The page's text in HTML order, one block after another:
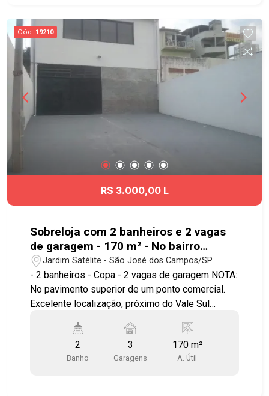
com Lojas de diversos segmentos, Bancos,
Restaurantes que atendem a diferentes gostos e
opções de entretenimento. Região Central pulsa
com o vai e vem das pessoas. Agende já sua
visita!! #imobiliaria #geraçãoimóveis
#comercialvenda #comerciallocação
#comercialvendaSJC #comerciallocação
Cód. 19210
R$ 3.000,00 L
Sobreloja com 2 banheiros e 2 vagas
de garagem - 170 m² - No bairro
Jardim Satélite - SJC
Jardim Satélite - São José dos Campos/SP
- 2 banheiros - Copa - 2 vagas de garagem NOTA:
No pavimento superior de um ponto comercial.
Excelente localização, próximo do Vale Sul
e Tamoios e ao sistema viário da cidade. Agende
já sua visita!! #imobiliaria #geraçãoimóveis
#comercialocação #comerciallocação
2
Banho
3
Garagens
170 m²
A. Útil